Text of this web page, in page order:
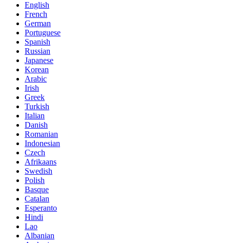
English
French
German
Portuguese
Spanish
Russian
Japanese
Korean
Arabic
Irish
Greek
Turkish
Italian
Danish
Romanian
Indonesian
Czech
Afrikaans
Swedish
Polish
Basque
Catalan
Esperanto
Hindi
Lao
Albanian